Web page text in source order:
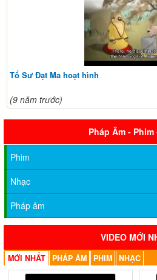
Tổ Sư Đạt Ma hoạt hình
(9 năm trước)
Pháp Âm - Phim
Phim
Nhạc
Pháp âm
VIDEO MỚI
MỚI NHẤT PHÁP ÂM PHIM NHẠC